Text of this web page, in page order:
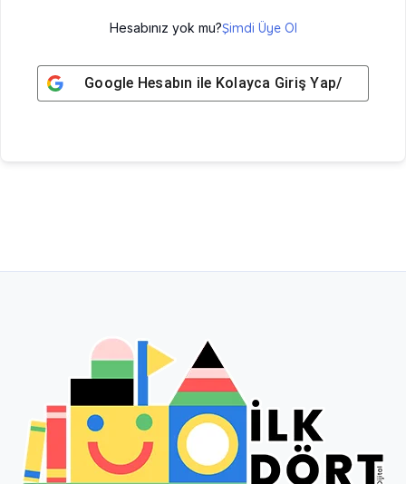
Hesabınız yok mu?Şimdi Üye Ol
Google Hesabın ile Kolayca Giriş Yap/ Üye Ol